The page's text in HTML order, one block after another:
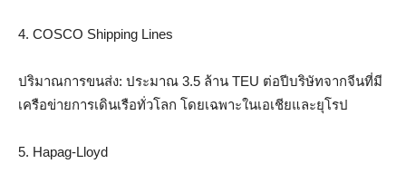
4. COSCO Shipping Lines
ปริมาณการขนส่ง: ประมาณ 3.5 ล้าน TEU ต่อปีบริษัทจากจีนที่มี
เครือข่ายการเดินเรือทั่วโลก โดยเฉพาะในเอเชียและยุโรป
5. Hapag-Lloyd